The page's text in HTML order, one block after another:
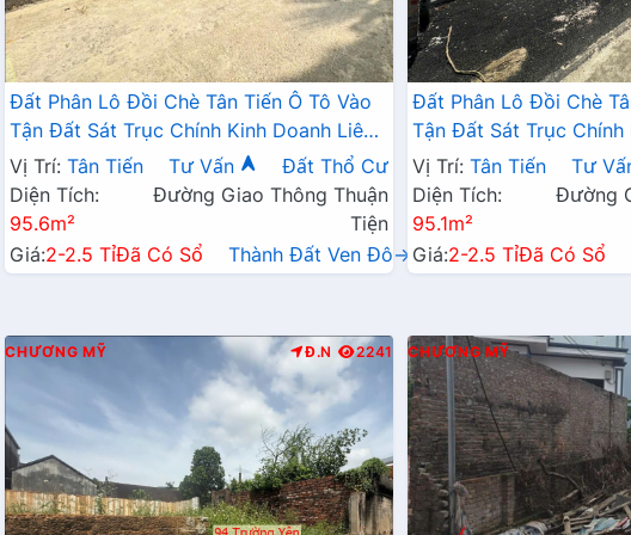
Đất Phân Lô Đồi Chè Tân Tiến Ô Tô Vào
Tận Đất Sát Trục Chính Kinh Doanh Liên
Xã Ngay Gần QL21A
Vị Trí: Tân Tiến Tư Vấn
Đất Thổ Cư
Diện Tích:
95.6m²
Đường Giao Thông Thuận
Tiện
Giá:2-2.5 TỉĐã Có Sổ Thành Đất Ven Đô→
Đất Phân Lô Đồi Chè
Tận Đất Sát Trục Chính
Xã Ngay Gần QL21A
Vị Trí: Tân Tiến Tư
Diện Tích:
95.1m²
Đường
Giá:2-2.5 TỉĐã Có Sổ
CHƯƠNG MỸ Đ.N 2241 CHƯƠNG MỸ